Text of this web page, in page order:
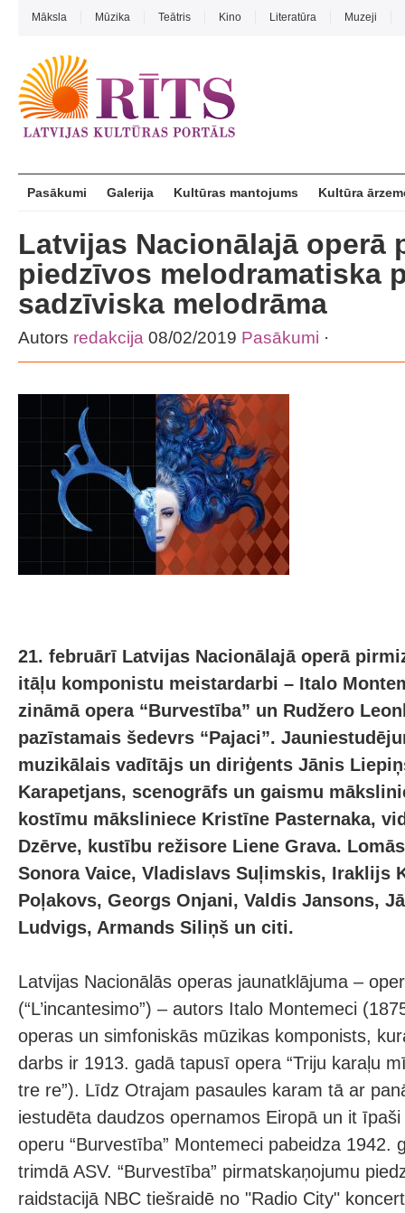
Māksla Mūzika Teātris Kino Literatūra Muzeji
Pasākumi Galerija Kultūras mantojums Kultūra
Latvijas Nacionālajā operā
piedzīvos melodramatiska
sadzīviska melodrāma
Autors redakcija 08/02/2019 Pasākumi ·
21. februārī Latvijas Nacionālajā operā
itāļu komponistu meistardarbi – Italo
zināmā opera “Burvestība” un Rudžero
pazīstamais šedevrs “Pajaci”.
muzikālais vadītājs un diriģents Jānis
Karapetjans, scenogrāfs un gaismu
kostīmu māksliniece Kristīne Pasternaka,
Dzērve, kustību režisore Liene Grava.
Sonora Vaice, Vladislavs Suļimskis, Iraklijs
Poļakovs, Georgs Onjani, Valdis Jansons,
Ludvigs, Armands Siliņš un citi.
Latvijas Nacionālās operas jaunatklājuma –
(“L’incantesimo”) – autors Italo Montemeci
operas un simfoniskās mūzikas komponists,
darbs ir 1913. gadā tapusī opera “Triju karaļu
tre re”). Līdz Otrajam pasaules karam tā ar
iestudēta daudzos opernamos Eiropā un it īpaši
operu “Burvestība” Montemeci pabeidza 1942.
trimdā ASV. “Burvestība” pirmatskaņojumu
raidstacijā NBC tiešraidē no "Radio City"